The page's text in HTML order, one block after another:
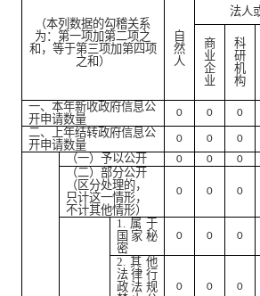
（本列数据的勾稽关系
为：第一项加第二项之
和，等于第三项加第四项
之和）
自
然
人
法人
商
业
企
业
科
研
机
构
一、本年新收政府信息公
开申请数量
0 0 0
二、上年结转政府信息公
开申请数量
0 0 0
（一）予以公开 0 0 0
（二）部分公开
（区分处理的，
只计这一情形，
不计其他情形）
0 0 0
1.
属于
国家秘
密
0 0 0
2. 其他
法律行
政法规
0 0 0